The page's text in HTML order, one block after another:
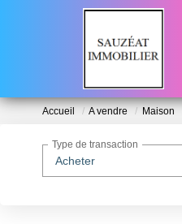
Accueil A vendre Maison
Acheter
Type de transaction